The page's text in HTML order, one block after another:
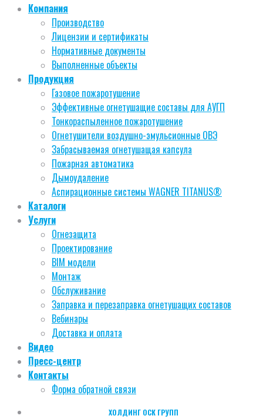
Компания
Производство
Лицензии и сертификаты
Нормативные документы
Выполненные объекты
Продукция
Газовое пожаротушение
Эффективные огнетушащие составы для АУГП
Тонкораспыленное пожаротушение
Огнетушители воздушно-эмульсионные ОВЭ
Забрасываемая огнетушащая капсула
Пожарная автоматика
Дымоудаление
Аспирационные системы WAGNER TITANUS®
Каталоги
Услуги
Огнезащита
Проектирование
BIM модели
Монтаж
Обслуживание
Заправка и перезаправка огнетушащих составов
Вебинары
Доставка и оплата
Видео
Пресс-центр
Контакты
Форма обратной связи
ХОЛДИНГ ОСК ГРУПП